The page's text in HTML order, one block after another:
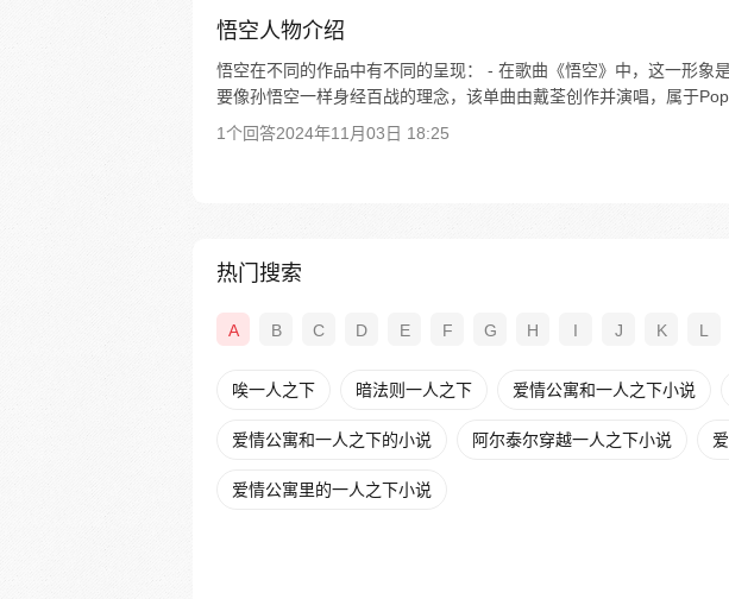
悟空人物介绍
悟空在不同的作品中有不同的呈现： - 在歌曲《悟空》中，这一形象
要像孙悟空一样身经百战的理念，该单曲由戴荃创作并演唱，属于
1个回答2024年11月03日 18:25
热门搜索
A B C D E F G H I J K L
唉一人之下 暗法则一人之下 爱情公寓和一人之下小说
爱情公寓和一人之下的小说 阿尔泰尔穿越一人之下小说
爱情公寓里的一人之下小说